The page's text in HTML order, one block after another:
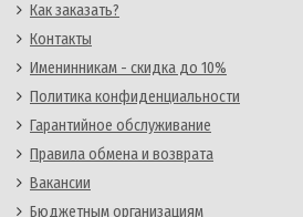
Как заказать?
Контакты
Именинникам - скидка до 10%
Политика конфиденциальности
Гарантийное обслуживание
Правила обмена и возврата
Вакансии
Бюджетным организациям